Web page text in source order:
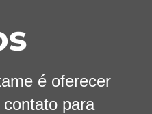
é oferecer
para